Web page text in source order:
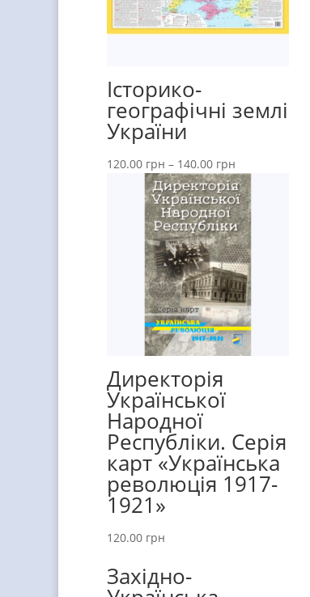
Історико-
географічні землі
України
120.00 грн – 140.00 грн
Директорія
Української
Народної
Республіки. Серія
карт «Українська
революція 1917-
1921»
120.00 грн
Західно-